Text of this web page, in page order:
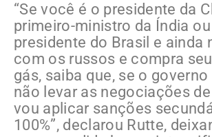
“Se você é o presidente da
primeiro-ministro da Índia
presidente do Brasil e ainda
com os russos e compra
gás, saiba que, se o
não levar as negociações
vou aplicar sanções
100%”, declarou Rutte,